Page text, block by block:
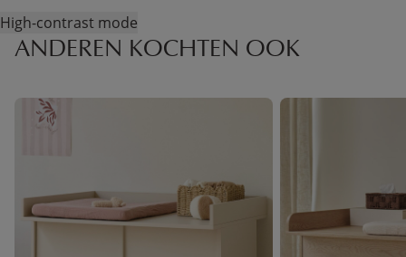
High-contrast mode
ANDEREN KOCHTEN OOK